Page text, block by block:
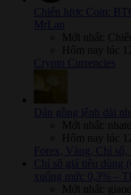
Chiến lược Coin:
MrLan
Mới nhất:
Hôm nay lúc
Crypto Currencies
Dân gồng lệnh dài
Mới nhất:
Hôm nay lúc
Forex, Vàng, Chỉ
Chỉ số giá tiêu dùng
xuống mức 0,3% –
Mới nhất: